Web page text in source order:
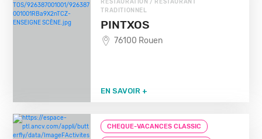
RESTAURATION / RESTAURANT
TRADITIONNEL
PINTXOS
76100 Rouen
EN SAVOIR +
CHEQUE-VACANCES CLASSIC